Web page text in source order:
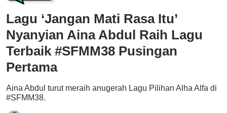
Lagu ‘Jangan Mati Rasa Itu’
Nyanyian Aina Abdul Raih Lagu
Terbaik #SFMM38 Pusingan
Pertama
Aina Abdul turut meraih anugerah Lagu Pilihan Alha Alfa di
#SFMM38.